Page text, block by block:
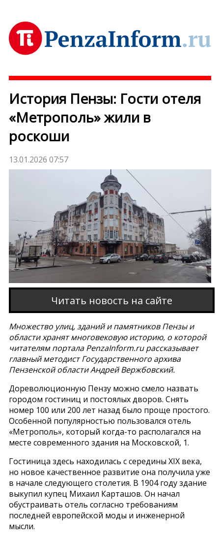
История Пензы: Гости отеля
«Метрополь» жили в
роскоши
13.01.2026 07:57
Читать новость на сайте
Множество улиц, зданий и памятников Пензы и
области хранят многовековую историю, о которой
читателям портала PenzaInform.ru рассказывает
главный методист Государственного архива
Пензенской области Андрей Вержбовский.
Дореволюционную Пензу можно смело назвать
городом гостиниц и постоялых дворов. Снять
номер 100 или 200 лет назад было проще простого.
Особенной популярностью пользовался отель
«Метрополь», который когда-то располагался на
месте современного здания на Московской, 1.
Гостиница здесь находилась с середины XIX века,
но новое качественное развитие она получила уже
в начале следующего столетия. В 1904 году здание
выкупил купец Михаил Карташов. Он начал
обустраивать отель согласно требованиям
последней европейской моды и инженерной
мысли.